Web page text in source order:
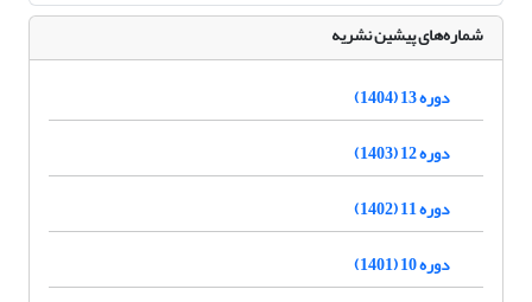
شماره‌های پیشین نشریه
دوره 13 (1404)
دوره 12 (1403)
دوره 11 (1402)
دوره 10 (1401)